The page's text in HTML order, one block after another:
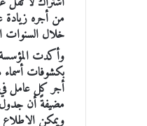
من أجره زيادة
خلال السنوات
وأكدت المؤسسة
أجر كل عامل في